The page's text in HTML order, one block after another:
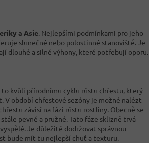
a Asie. Nejlepšími podmínkami pro jeho
slunečné nebo polostinné stanoviště. Je
dlouhé a silné výhony, které potřebují oporu.
to kvůli přírodnímu cyklu růstu chřestu, který
období chřestové sezóny je možné nalézt
závisí na fázi růstu rostliny. Obecně se
pevné a pružné. Tato fáze sklizně trvá
Je důležité dodržovat správnou
bude mít tu nejlepší chuť a texturu.